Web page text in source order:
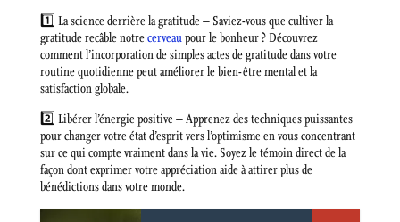
1️⃣ La science derrière la gratitude – Saviez-vous que cultiver la
gratitude recâble notrecerveaupour le bonheur ? Découvrez
comment l’incorporation de simples actes de gratitude dans votre
routine quotidienne peut améliorer le bien-être mental et la
satisfaction globale.
2️⃣ Libérer l’énergie positive – Apprenez des techniques puissantes
pour changer votre état d’esprit vers l’optimisme en vous concentrant
sur ce qui compte vraiment dans la vie. Soyez le témoin direct de la
façon dont exprimer votre appréciation aide à attirer plus de
bénédictions dans votre monde.